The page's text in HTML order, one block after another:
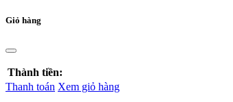
Giỏ hàng
Thành tiền:
Thanh toán Xem giỏ hàng